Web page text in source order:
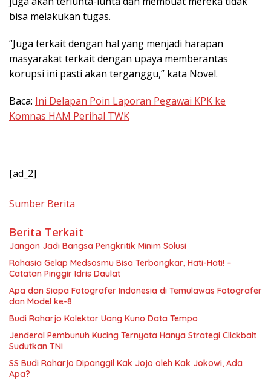
bisa melakukan tugas.
“Juga terkait dengan hal yang menjadi harapan
masyarakat terkait dengan upaya memberantas
korupsi ini pasti akan terganggu,” kata Novel.
Baca: Ini Delapan Poin Laporan Pegawai KPK ke
Komnas HAM Perihal TWK
[ad_2]
Sumber Berita
Berita Terkait
Jangan Jadi Bangsa Pengkritik Minim Solusi
Rahasia Gelap Medsosmu Bisa Terbongkar, Hati-Hati! –
Catatan Pinggir Idris Daulat
Apa dan Siapa Fotografer Indonesia di Temulawas Fotografer
dan Model ke-8
Budi Raharjo Kolektor Uang Kuno Data Tempo
Jenderal Pembunuh Kucing Ternyata Hanya Strategi Clickbait
Sudutkan TNI
SS Budi Raharjo Dipanggil Kak Jojo oleh Kak Jokowi, Ada
Apa?